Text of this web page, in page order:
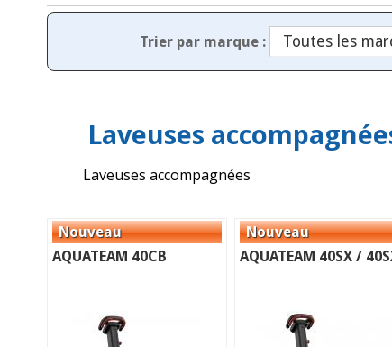
Trier par marque :
Laveuses
Laveuses accompagnées
AQUATEAM 40CB AQUATEAM 40SX /